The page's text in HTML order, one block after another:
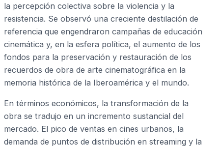
la percepción colectiva sobre la violencia y la
resistencia. Se observó una creciente destilación de
referencia que engendraron campañas de educación
cinemática y, en la esfera política, el aumento de los
fondos para la preservación y restauración de los
recuerdos de obra de arte cinematográfica en la
memoria histórica de la Iberoamérica y el mundo.
En términos económicos, la transformación de la
obra se tradujo en un incremento sustancial del
mercado. El pico de ventas en cines urbanos, la
demanda de puntos de distribución en streaming y la